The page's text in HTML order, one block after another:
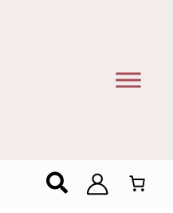
Zoeken